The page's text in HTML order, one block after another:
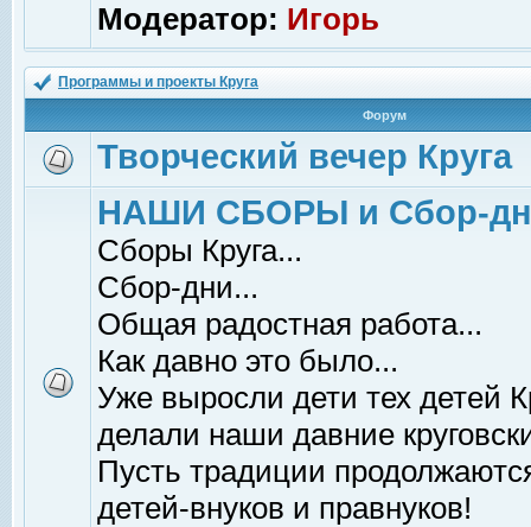
Модератор: Игорь
Программы и проекты Круга
Форум
Творческий вечер Круга
НАШИ СБОРЫ и Сбор-
Сборы Круга...
Сбор-дни...
Общая радостная работа...
Как давно это было...
Уже выросли дети тех детей
делали наши давние
Пусть традиции
детей-внуков и правнуков!